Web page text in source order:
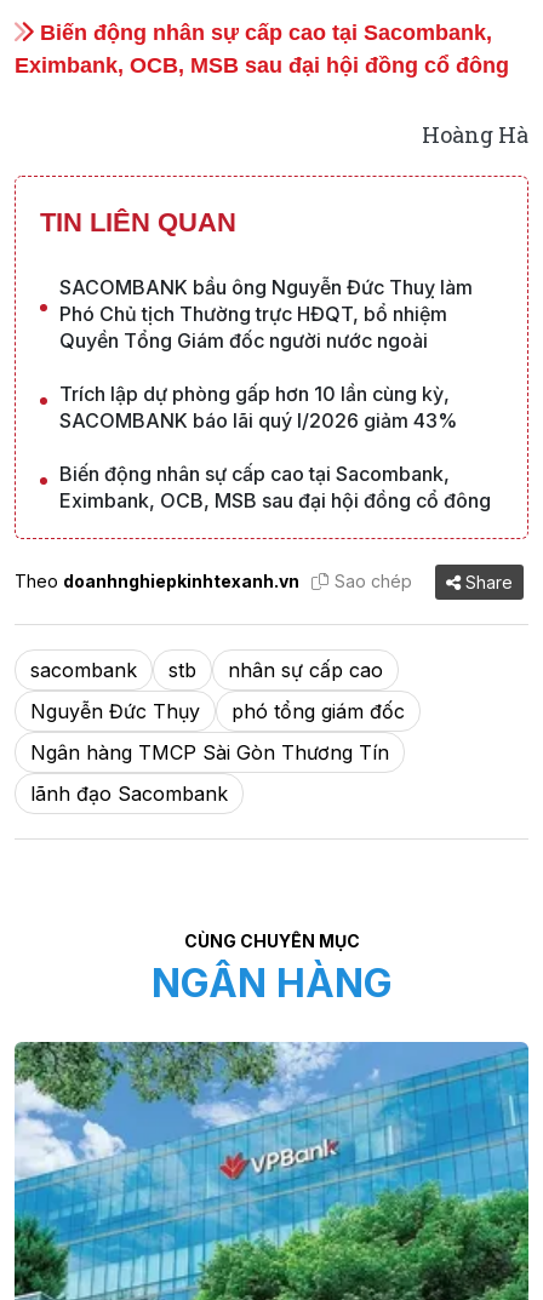
Biến động nhân sự cấp cao tại Sacombank,
Eximbank, OCB, MSB sau đại hội đồng cổ đông
Hoàng Hà
TIN LIÊN QUAN
SACOMBANK bầu ông Nguyễn Đức Thuỵ làm
Phó Chủ tịch Thường trực HĐQT, bổ nhiệm
Quyền Tổng Giám đốc người nước ngoài
Trích lập dự phòng gấp hơn 10 lần cùng kỳ,
SACOMBANK báo lãi quý I/2026 giảm 43%
Biến động nhân sự cấp cao tại Sacombank,
Eximbank, OCB, MSB sau đại hội đồng cổ đông
Theo doanhnghiepkinhtexanh.vn Sao chép Share
sacombank stb
nhân sự cấp cao
Nguyễn Đức Thụy
phó tổng giám đốc
Ngân hàng TMCP Sài Gòn Thương Tín
lãnh đạo Sacombank
CÙNG CHUYÊN MỤC
NGÂN HÀNG